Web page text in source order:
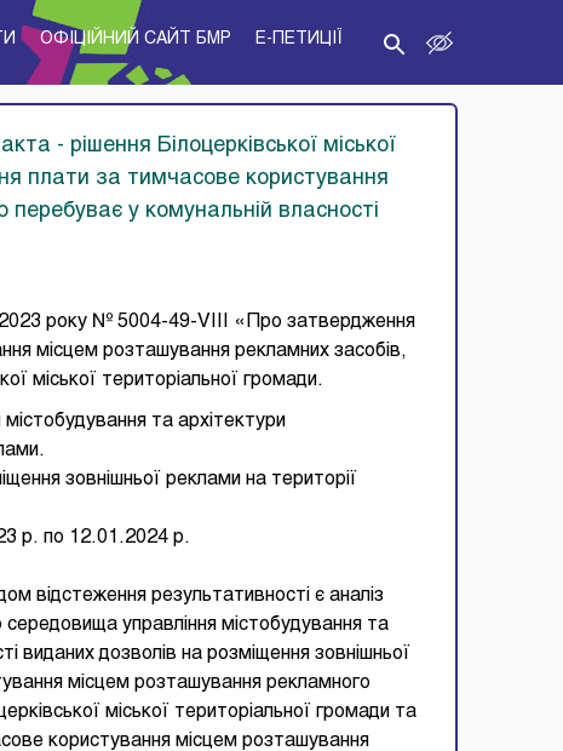
ОФІЦІЙНИЙ САЙТ БМР E-ПЕТИЦІЇ
- рішення Білоцерківської міської
плати за тимчасове користування
у комунальній власності
2023 року № 5004-49-VIII «Про затвердження
місцем розташування рекламних засобів,
міської територіальної громади.
містобудування та архітектури
зовнішньої реклами на території
р. по 12.01.2024 р.
відстеження результативності є аналіз
середовища управління містобудування та
виданих дозволів на розміщення зовнішньої
місцем розташування рекламного
міської територіальної громади та
користування місцем розташування